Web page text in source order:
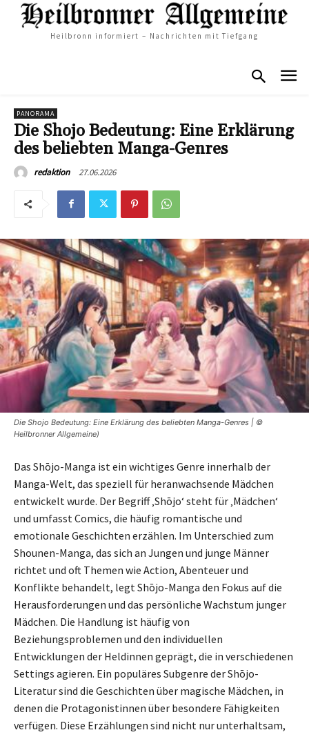
Heilbronn informiert – Nachrichten mit Tiefgang
PANORAMA
Die Shojo Bedeutung: Eine Erklärung
des beliebten Manga-Genres
redaktion 27.06.2026
Die Shojo Bedeutung: Eine Erklärung des beliebten Manga-Genres | ©
Heilbronner Allgemeine)
Das Shōjo-Manga ist ein wichtiges Genre innerhalb der
Manga-Welt, das speziell für heranwachsende Mädchen
entwickelt wurde. Der Begriff ‚Shōjo‘ steht für ‚Mädchen‘
und umfasst Comics, die häufig romantische und
emotionale Geschichten erzählen. Im Unterschied zum
Shounen-Manga, das sich an Jungen und junge Männer
richtet und oft Themen wie Action, Abenteuer und
Konflikte behandelt, legt Shōjo-Manga den Fokus auf die
Herausforderungen und das persönliche Wachstum junger
Mädchen. Die Handlung ist häufig von
Beziehungsproblemen und den individuellen
Entwicklungen der Heldinnen geprägt, die in verschiedenen
Settings agieren. Ein populäres Subgenre der Shōjo-
Literatur sind die Geschichten über magische Mädchen, in
denen die Protagonistinnen über besondere Fähigkeiten
verfügen. Diese Erzählungen sind nicht nur unterhaltsam,